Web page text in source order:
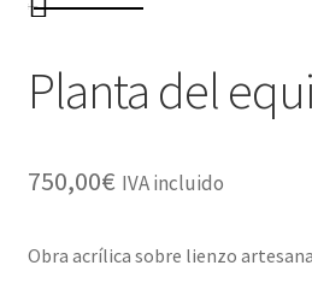
Sobre mí
Tienda
Planta del
750,00€ IVA incluido
Obra acrílica sobre lienzo